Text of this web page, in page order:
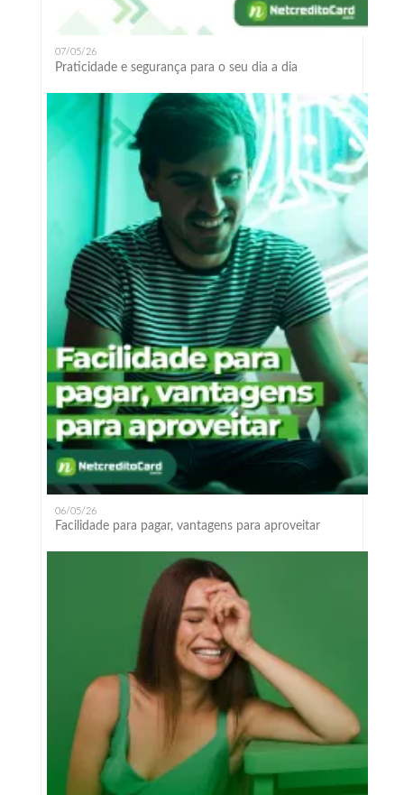
07/05/26
Praticidade e segurança para o seu dia a dia
06/05/26
Facilidade para pagar, vantagens para aproveitar